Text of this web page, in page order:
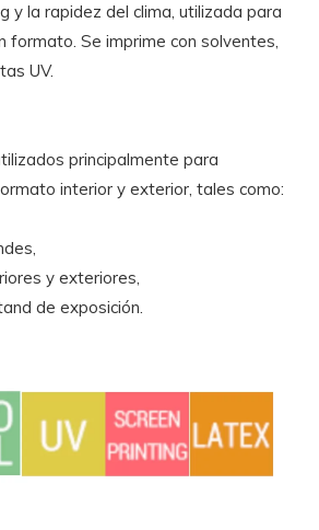
y la rapidez del clima, utilizada para
formato. Se imprime con solventes,
UV.
principalmente para
interior y exterior, tales como:
y exteriores,
de exposición.